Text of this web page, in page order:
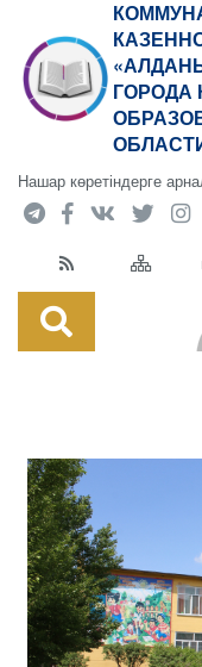
ГОРОДА
Нашар көретіндерге